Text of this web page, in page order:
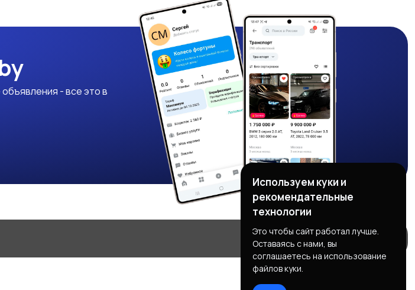
- все это в
Используем куки и
рекомендательные
технологии
Это чтобы сайт работал лучше.
Оставаясь с нами, вы
соглашаетесь на использование
файлов куки.